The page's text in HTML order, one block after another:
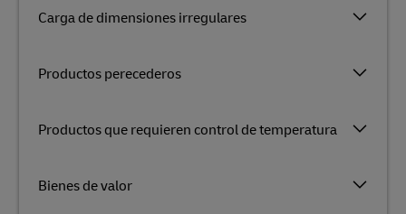
Carga de dimensiones irregulares
Productos perecederos
Productos que requieren control de temperatura
Bienes de valor